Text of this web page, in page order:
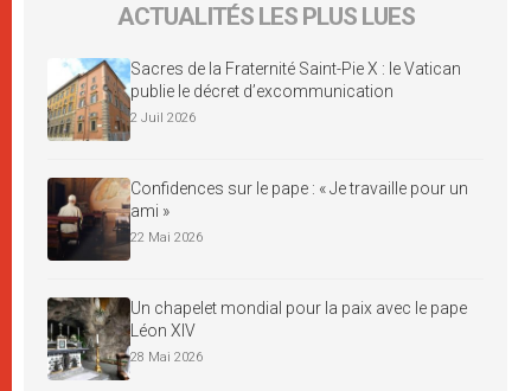
ACTUALITÉS LES PLUS LUES
Sacres de la Fraternité Saint-Pie X : le Vatican
publie le décret d’excommunication
2 Juil 2026
Confidences sur le pape : « Je travaille pour un
ami »
22 Mai 2026
Un chapelet mondial pour la paix avec le pape
Léon XIV
28 Mai 2026